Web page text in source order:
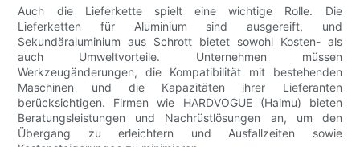
Auch die Lieferkette spielt eine wichtige Rolle. Die
Lieferketten für Aluminium sind ausgereift, und
Sekundäraluminium aus Schrott bietet sowohl Kosten- als
auch Umweltvorteile. Unternehmen müssen
Werkzeugänderungen, die Kompatibilität mit bestehenden
Maschinen und die Kapazitäten ihrer Lieferanten
berücksichtigen. Firmen wie HARDVOGUE (Haimu) bieten
Beratungsleistungen und Nachrüstlösungen an, um den
Übergang zu erleichtern und Ausfallzeiten sowie